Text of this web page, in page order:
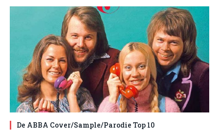
De ABBA Cover/Sample/Parodie Top 10